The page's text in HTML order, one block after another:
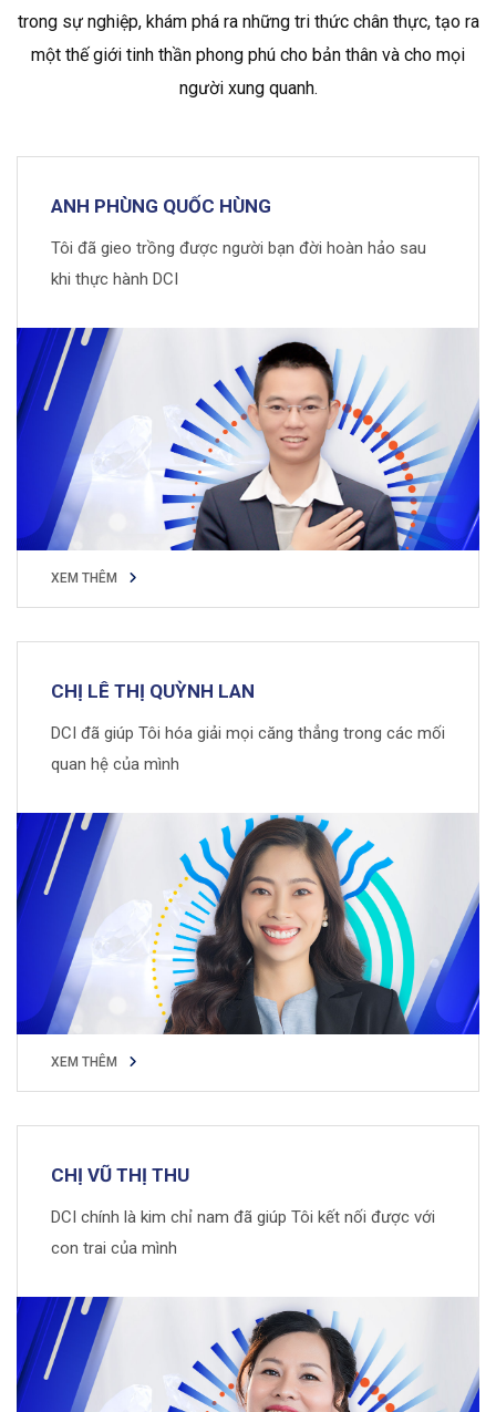
trong sự nghiệp, khám phá ra những tri thức chân thực, tạo ra
một thế giới tinh thần phong phú cho bản thân và cho mọi
người xung quanh.
ANH PHÙNG QUỐC HÙNG
Tôi đã gieo trồng được người bạn đời hoàn hảo sau
khi thực hành DCI
XEM THÊM
CHỊ LÊ THỊ QUỲNH LAN
DCI đã giúp Tôi hóa giải mọi căng thẳng trong các mối
quan hệ của mình
XEM THÊM
CHỊ VŨ THỊ THU
DCI chính là kim chỉ nam đã giúp Tôi kết nối được với
con trai của mình